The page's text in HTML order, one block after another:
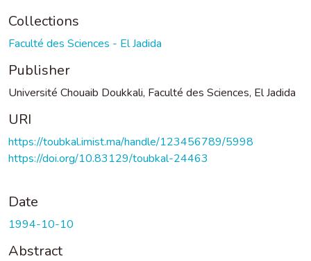
Collections
Faculté des Sciences - El Jadida
Publisher
Université Chouaib Doukkali, Faculté des Sciences, El Jadida
URI
https://toubkal.imist.ma/handle/123456789/5998
https://doi.org/10.83129/toubkal-24463
Date
1994-10-10
Abstract